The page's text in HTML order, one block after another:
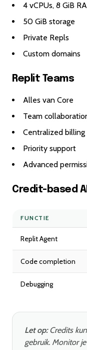
4 vCPUs, 8 GiB
50 GiB storage
Private Repls
Custom domains
Replit Teams
Alles van Core
Team
Centralized billing
Priority support
Advanced
Credit-based
FUNCTIE
Replit Agent
Code completion
Debugging
Let op:Credits
gebruik. Monitor